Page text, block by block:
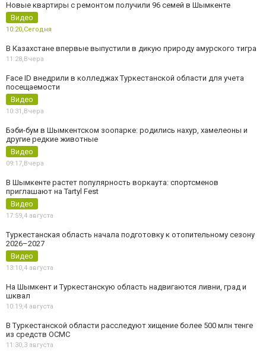
Новые квартиры с ремонтом получили 96 семей в Шымкенте
Видео
10:20,Сегодня
В Казахстане впервые выпустили в дикую природу амурского тигра
11:28, Вчера
Face ID внедрили в колледжах Туркестанской области для учета
посещаемости
Видео
10:31, Вчера
Бэби-бум в Шымкентском зоопарке: родились нахур, хамелеоны и
другие редкие животные
Видео
09:17, Вчера
В Шымкенте растет популярность воркаута: спортсменов
приглашают на Tartyl Fest
Видео
17:59,4 августа
Туркестанская область начала подготовку к отопительному сезону
2026–2027
Видео
13:10,4 августа
На Шымкент и Туркестанскую область надвигаются ливни, град и
шквал
10:19,4 августа
В Туркестанской области расследуют хищение более 500 млн тенге
из средств ОСМС
11:30,3 августа